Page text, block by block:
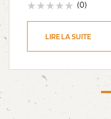
(0)
LIRE LA SUITE